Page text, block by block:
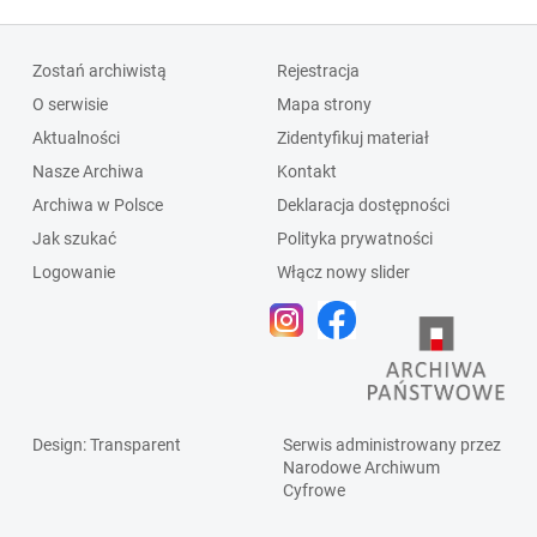
Zostań archiwistą
O serwisie
Aktualności
Nasze Archiwa
Archiwa w Polsce
Jak szukać
Logowanie
Rejestracja
Mapa strony
Zidentyfikuj materiał
Kontakt
Deklaracja dostępności
Polityka prywatności
Włącz nowy slider
Design: Transparent
Serwis administrowany przez
Narodowe Archiwum
Cyfrowe